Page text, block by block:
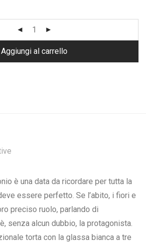
Aggiungi al carrello
è una data da ricordare per tutta la
essere perfetto. Se l’abito, i fiori e
preciso ruolo, parlando di
senza alcun dubbio, la protagonista.
torta con la glassa bianca a tre